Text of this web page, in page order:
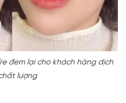
đem lại cho khách hàng dịch
lượng